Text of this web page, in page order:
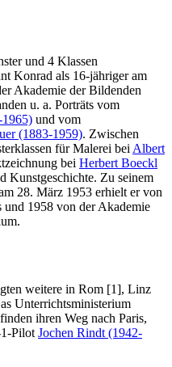
und 4 Klassen
Konrad als 16-jähriger am
Akademie der Bildenden
u. a. Porträts vom
und vom
(1883-1959). Zwischen
für Malerei bei Albert
bei Herbert Boeckl
Kunstgeschichte. Zu seinem
28. März 1953 erhielt er von
und 1958 von der Akademie
weitere in Rom [1], Linz
Unterrichtsministerium
ihren Weg nach Paris,
Pilot Jochen Rindt (1942-